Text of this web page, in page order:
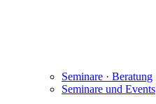
Seminare · Beratung
Seminare und Events